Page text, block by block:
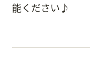
能ください♪